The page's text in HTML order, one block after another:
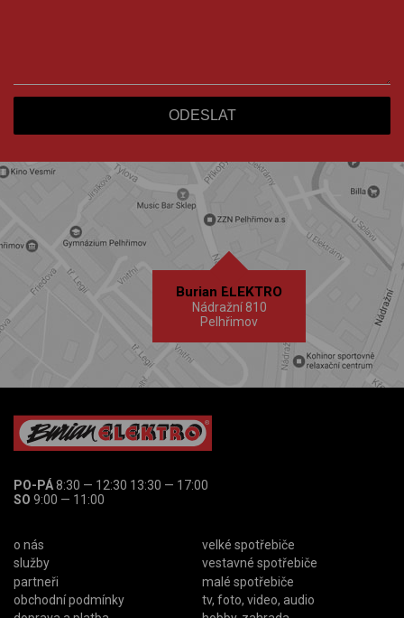
Burian ELEKTRO
Nádražní 810
Pelhřimov
PO-PÁ8:30 — 12:30 13:30 — 17:00
SO 9:00 — 11:00
o nás
služby
partneři
obchodní podmínky
velké spotřebiče
vestavné spotřebiče
malé spotřebiče
tv, foto, video, audio